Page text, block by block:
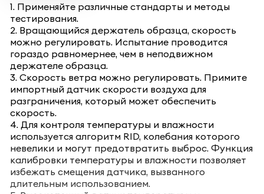
1. Применяйте различные стандарты и методы
тестирования.
2. Вращающийся держатель образца, скорость
можно регулировать. Испытание проводится
гораздо равномернее, чем в неподвижном
держателе образца.
3. Скорость ветра можно регулировать. Примите
импортный датчик скорости воздуха для
разграничения, который может обеспечить
скорость.
4. Для контроля температуры и влажности
используется алгоритм RID, колебания которого
невелики и могут предотвратить выброс. Функция
калибровки температуры и влажности позволяет
избежать смещения датчика, вызванного
длительным использованием.